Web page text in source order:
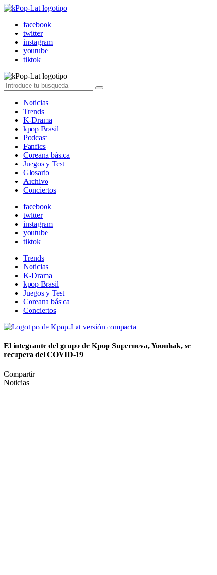
facebook
twitter
instagram
youtube
tiktok
Noticias
Trends
K-Drama
kpop Brasil
Podcast
Fanfics
Coreana básica
Juegos y Test
Glosario
Archivo
Conciertos
facebook
twitter
instagram
youtube
tiktok
Trends
Noticias
K-Drama
kpop Brasil
Juegos y Test
Coreana básica
Conciertos
El integrante del grupo de Kpop Supernova, Yoonhak, se
recupera del COVID-19
Compartir
Noticias